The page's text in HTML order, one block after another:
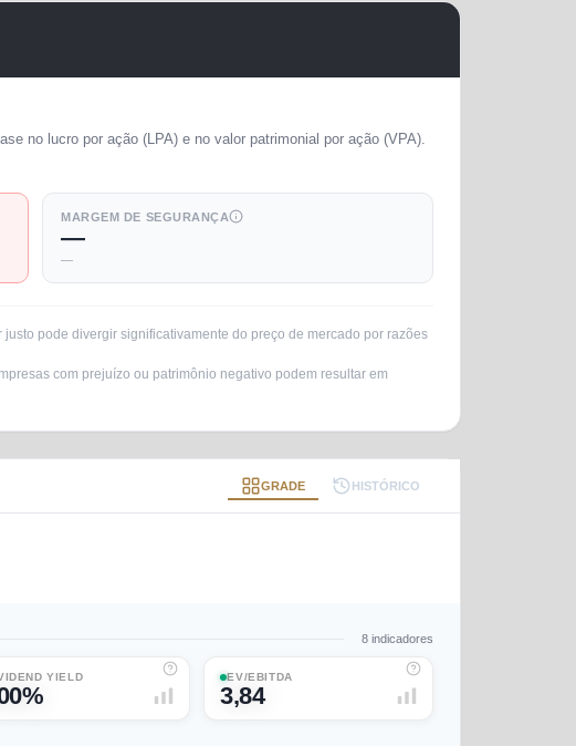
no lucro por ação (LPA) e no valor patrimonial por ação (VPA).
MARGEM DE SEGURANÇA
—
—
pode divergir significativamente do preço de mercado por razões
com prejuízo ou patrimônio negativo podem resultar em
GRADE HISTÓRICO
8 indicadores
YIELD EV/EBITDA
3,84